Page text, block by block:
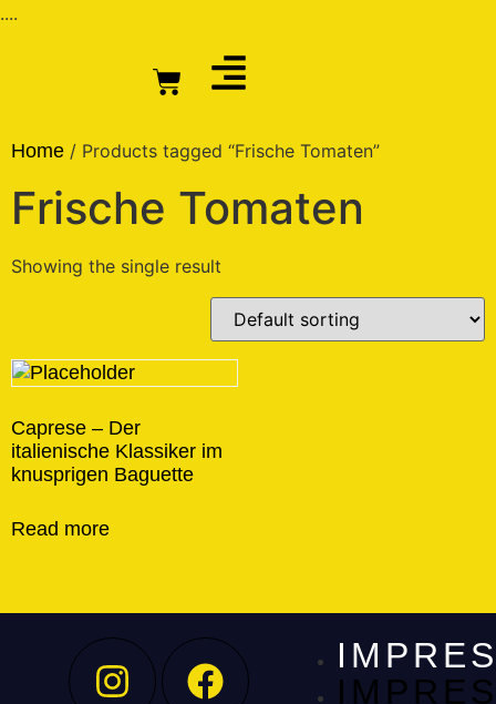
....
Home / Products tagged “Frische Tomaten”
Frische Tomaten
Showing the single result
Caprese – Der
italienische Klassiker im
knusprigen Baguette
Read more